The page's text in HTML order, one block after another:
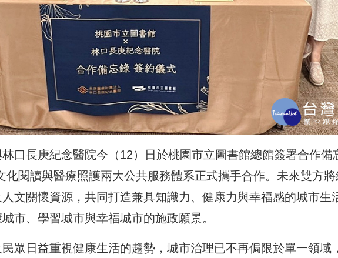
口長庚紀念醫院今（12）日於桃園市立圖書館總館簽署合作備
化閱讀與醫療照護兩大公共服務體系正式攜手合作。未來雙方
文關懷資源，共同打造兼具知識力、健康力與幸福感的城市生
市、學習城市與幸福城市的施政願景。
眾日益重視健康生活的趨勢，城市治理已不再侷限於單一領域